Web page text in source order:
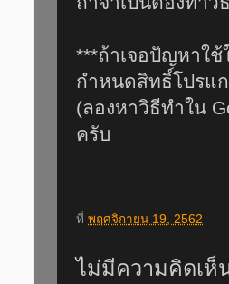
***ถ้าเจอปัญหาใ
กำหนดสิทธิ์โปรแก
(ลองหาวิธีทำใน
ครับ
ที่ พฤศจิกายน 19, 2562
ไม่มีความคิดเห็